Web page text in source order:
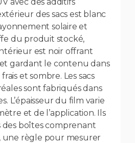
des sacs est blanc
solaire et
du produit stocké,
est noir offrant
gardant le contenu dans
et sombre. Les sacs
sont fabriqués dans
L’épaisseur du film varie
et de l’application. Ils
des boîtes comprenant
une règle pour mesurer